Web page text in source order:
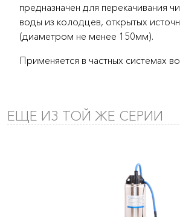
предназначен для перекачивания
воды из колодцев, открытых
(диаметром не менее 150мм).
Применяется в частных системах
ЕЩЕ ИЗ ТОЙ ЖЕ СЕРИИ